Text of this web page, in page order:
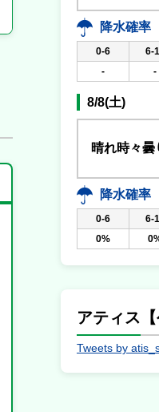
降水確率
0-6 6-
-
-
8/8(土)
晴れ時々曇
降水確率
0-6 6-
0%
アティス
Tweets by